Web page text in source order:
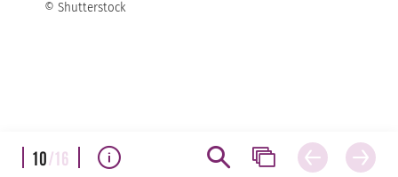
© Shutterstock
10/16